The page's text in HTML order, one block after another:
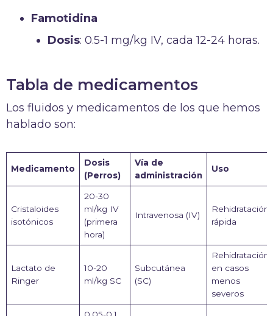
Famotidina
Dosis: 0.5-1 mg/kg IV, cada 12-24 horas.
Tabla de medicamentos
Los fluidos y medicamentos de los que hemos
hablado son:
Medicamento
Dosis
(Perros)
Vía de
administración
Uso
Cristaloides
isotónicos
20-30
ml/kg IV
(primera
hora)
Intravenosa (IV)
Rehidratación
rápida
Lactato de
Ringer
10-20
ml/kg SC
Subcutánea
(SC)
Rehidratación
en casos
menos
severos
0.05-0.1